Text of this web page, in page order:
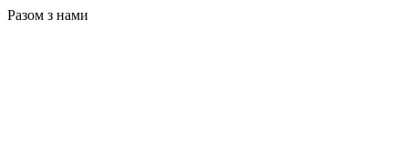
Разом з нами